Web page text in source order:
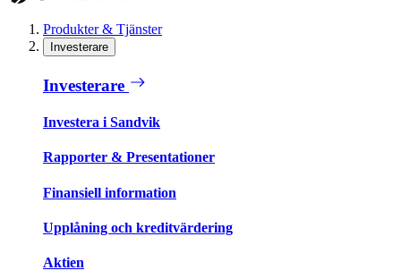
Produkter & Tjänster
Investerare
Investerare
Investera i Sandvik
Rapporter & Presentationer
Finansiell information
Upplåning och kreditvärdering
Aktien